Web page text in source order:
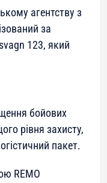
агентству з
за
123, який
бойових
рівня захисту,
пакет.
REMO